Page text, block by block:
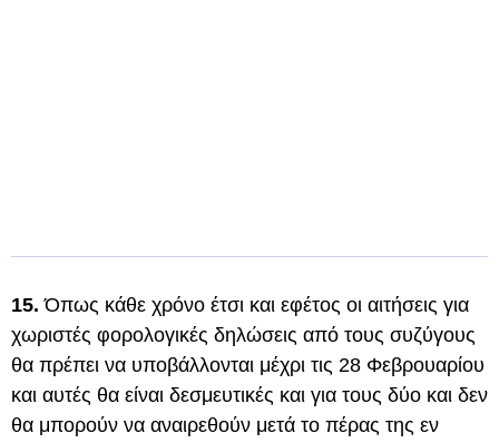
15. Όπως κάθε χρόνο έτσι και εφέτος οι αιτήσεις για
χωριστές φορολογικές δηλώσεις από τους συζύγους
θα πρέπει να υποβάλλονται μέχρι τις 28 Φεβρουαρίου
και αυτές θα είναι δεσμευτικές και για τους δύο και δεν
θα μπορούν να αναιρεθούν μετά το πέρας της εν